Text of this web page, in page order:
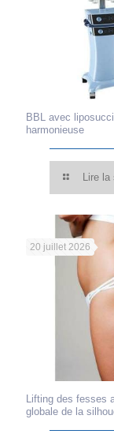
BBL avec
harmonieuse
Lire la
20 juillet 2026
Lifting des fesses
globale de la